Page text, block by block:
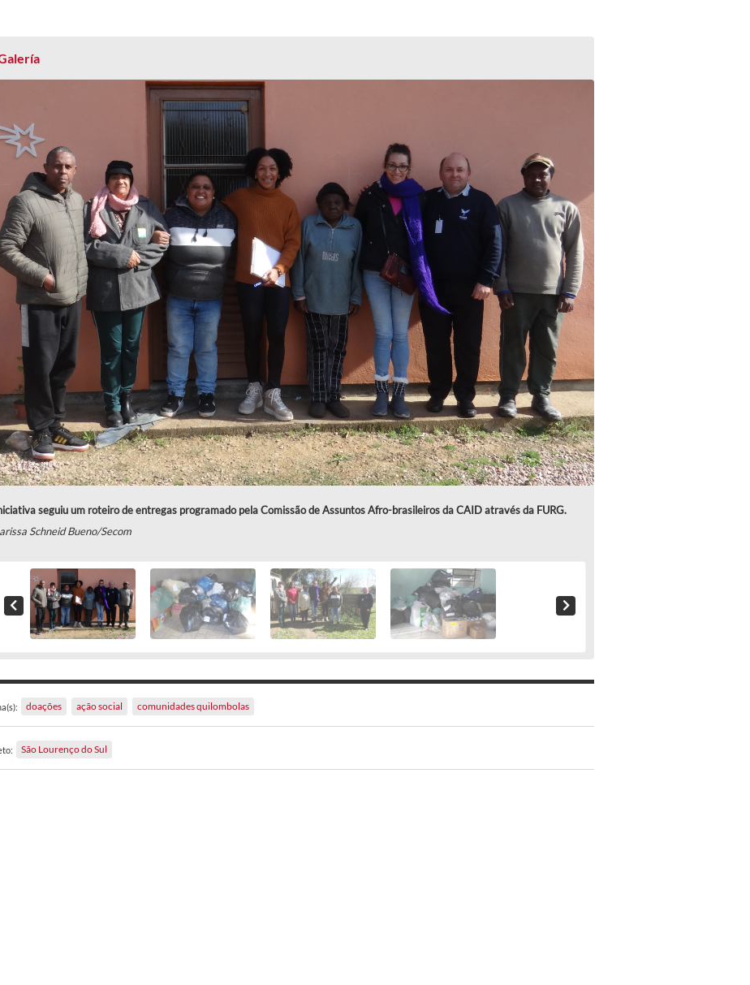
seguiu um roteiro de entregas programado pela Comissão de Assuntos Afro-brasileiros da CAID através da FURG.
Schneid Bueno/Secom
doações ação social comunidades quilombolas
São Lourenço do Sul